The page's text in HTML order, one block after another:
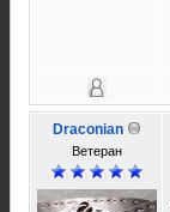
Draconian
Ветеран